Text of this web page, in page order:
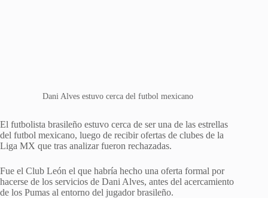
Dani Alves estuvo cerca del futbol mexicano
El futbolista brasileño estuvo cerca de ser una de las estrellas
del futbol mexicano, luego de recibir ofertas de clubes de la
Liga MX que tras analizar fueron rechazadas.
Fue el Club León el que habría hecho una oferta formal por
hacerse de los servicios de Dani Alves, antes del acercamiento
de los Pumas al entorno del jugador brasileño.